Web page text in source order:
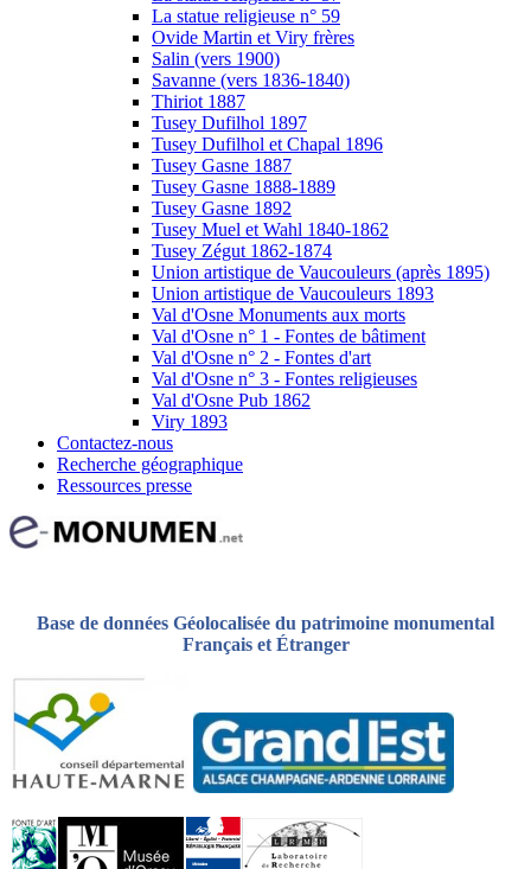
La statue religieuse n° 59
Ovide Martin et Viry frères
Salin (vers 1900)
Savanne (vers 1836-1840)
Thiriot 1887
Tusey Dufilhol 1897
Tusey Dufilhol et Chapal 1896
Tusey Gasne 1887
Tusey Gasne 1888-1889
Tusey Gasne 1892
Tusey Muel et Wahl 1840-1862
Tusey Zégut 1862-1874
Union artistique de Vaucouleurs (après 1895)
Union artistique de Vaucouleurs 1893
Val d'Osne Monuments aux morts
Val d'Osne n° 1 - Fontes de bâtiment
Val d'Osne n° 2 - Fontes d'art
Val d'Osne n° 3 - Fontes religieuses
Val d'Osne Pub 1862
Viry 1893
Contactez-nous
Recherche géographique
Ressources presse
Base de données Géolocalisée du patrimoine monumental
Français et Étranger